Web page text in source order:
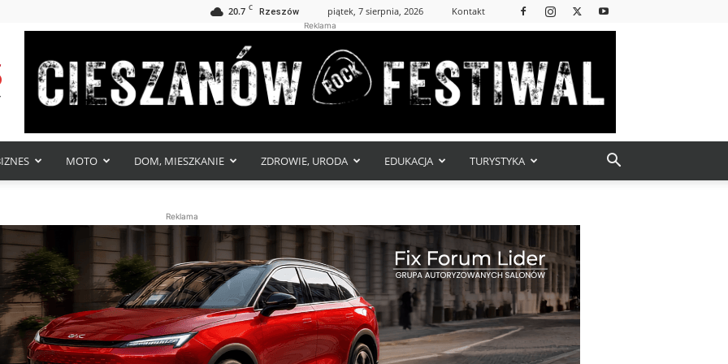
20.7 C Rzeszów piątek, 7 sierpnia, 2026 Kontakt
Reklama
MOTO DOM, MIESZKANIE ZDROWIE, URODA EDUKACJA TURYSTYKA
Reklama